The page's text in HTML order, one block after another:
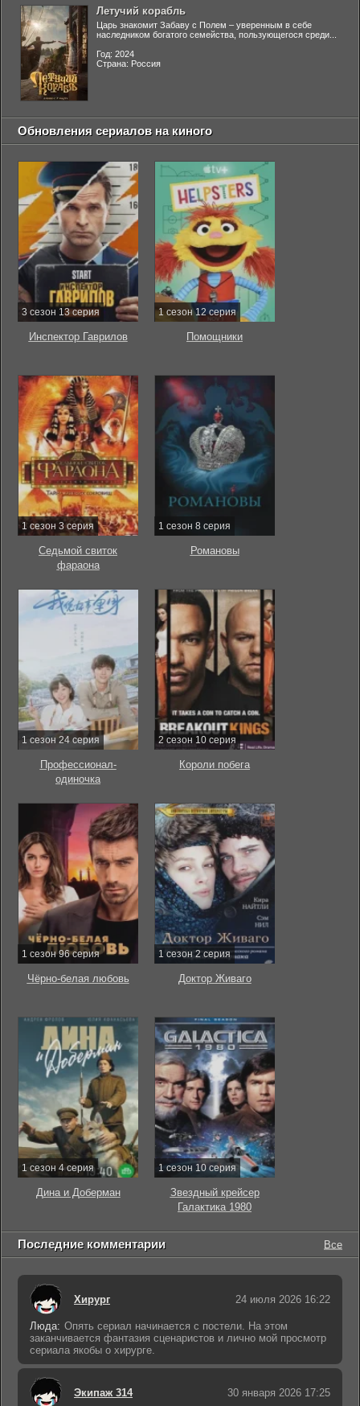
Летучий корабль
Царь знакомит Забаву с Полем – уверенным в себе
наследником богатого семейства, пользующегося среди...
Год: 2024
Страна: Россия
Обновления сериалов на киного
3 сезон 13 серия
Инспектор Гаврилов
1 сезон 12 серия
Помощники
1 сезон 3 серия
Седьмой свиток
фараона
1 сезон 8 серия
Романовы
1 сезон 24 серия
Профессионал-
одиночка
2 сезон 10 серия
Короли побега
1 сезон 96 серия
Чёрно-белая любовь
1 сезон 2 серия
Доктор Живаго
1 сезон 4 серия
Дина и Доберман
1 сезон 10 серия
Звездный крейсер
Галактика 1980
Последние комментарии Все
Хирург 24 июля 2026 16:22
Люда: Опять сериал начинается с постели. На этом
заканчивается фантазия сценаристов и лично мой просмотр
сериала якобы о хирурге.
Экипаж 314 30 января 2026 17:25